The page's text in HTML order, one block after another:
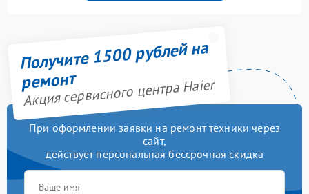
Получите 1500 рублей на
ремонт
Акция сервисного центра Haier
При оформлении заявки на ремонт техники через
сайт,
действует персональная бессрочная скидка